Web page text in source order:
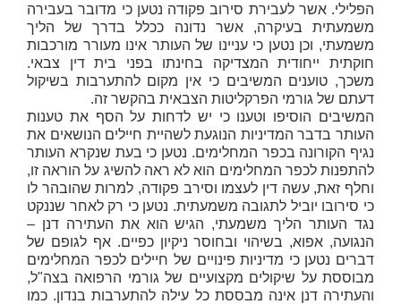
הפלילי. אשר לעבירת סירוב פקודה נטען כי מדובר בעבירה
משמעתית בעיקרה, אשר נדונה ככלל בדרך של הליך
משמעתי, וכן נטען כי עניינו של העותר אינו מעורר מורכבות
חוקתית ייחודית המצדיקה בחינתו בפני בית דין צבאי.
משכך, טוענים המשיבים כי אין מקום להתערבות בשיקול
דעתם של גורמי הפרקליטות הצבאית בהקשר זה.
המשיבים הוסיפו וטענו כי יש לדחות על הסף את טענות
העותר בדבר המדיניות הנוגעת לשהיית חיילים הנושאים את
נגיף הקורונה בכפר המחלימים. נטען כי בעת שנקרא העותר
להתפנות לכפר המחלימים הוא לא ראה להשיג על הוראה זו,
וחלף זאת, עשה דין לעצמו וסירב פקודה, למרות שהובהר לו
כי סירובו יוביל לתגובה משמעתית. נטען כי רק לאחר שננקט
נגד העותר הליך משמעתי, הגיש הוא את העתירה דנן –
הנגועה, אפוא, בשיהוי ובחוסר ניקיון כפיים. אף לגופם של
דברים נטען כי מדיניות פינויים של חיילים לכפר המחלימים
מבוססת על שיקולים מקצועיים של גורמי הרפואה בצה"ל,
והעתירה דנן אינה מבססת כל עילה להתערבות בנדון. כמו